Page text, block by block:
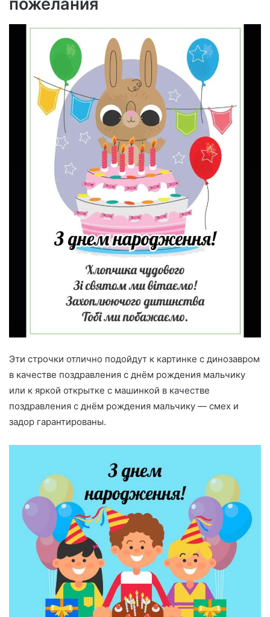
пожелания
Эти строчки отлично подойдут к картинке с динозавром
в качестве поздравления с днём рождения мальчику
или к яркой открытке с машинкой в качестве
поздравления с днём рождения мальчику — смех и
задор гарантированы.